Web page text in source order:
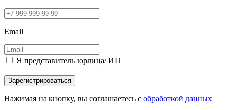
Email
Я представитель юрлица/ ИП
Зарегистрироваться
Нажимая на кнопку, вы соглашаетесь с обработкой данных